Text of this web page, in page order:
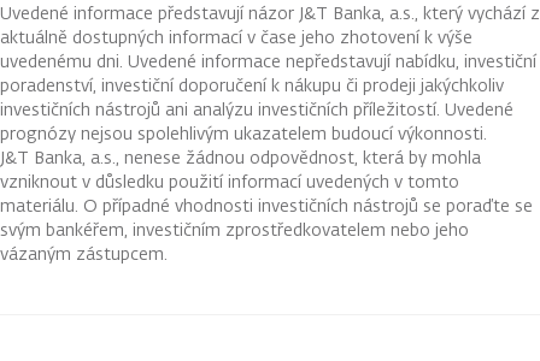
Uvedené informace představují názor J&T Banka, a.s., který vychází z
aktuálně dostupných informací v čase jeho zhotovení k výše
uvedenému dni. Uvedené informace nepředstavují nabídku, investiční
poradenství, investiční doporučení k nákupu či prodeji jakýchkoliv
investičních nástrojů ani analýzu investičních příležitostí. Uvedené
prognózy nejsou spolehlivým ukazatelem budoucí výkonnosti.
J&T Banka, a.s., nenese žádnou odpovědnost, která by mohla
vzniknout v důsledku použití informací uvedených v tomto
materiálu. O případné vhodnosti investičních nástrojů se poraďte se
svým bankéřem, investičním zprostředkovatelem nebo jeho
vázaným zástupcem.